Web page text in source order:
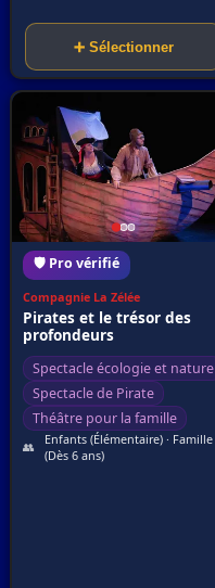
➕ Sélectionner
🛡️ Pro vérifié
Compagnie La Zélée
Pirates et le trésor des
profondeurs
Spectacle écologie et nature
Spectacle de Pirate
Théâtre pour la famille
👥
Enfants (Élémentaire) · Famille
(Dès 6 ans)